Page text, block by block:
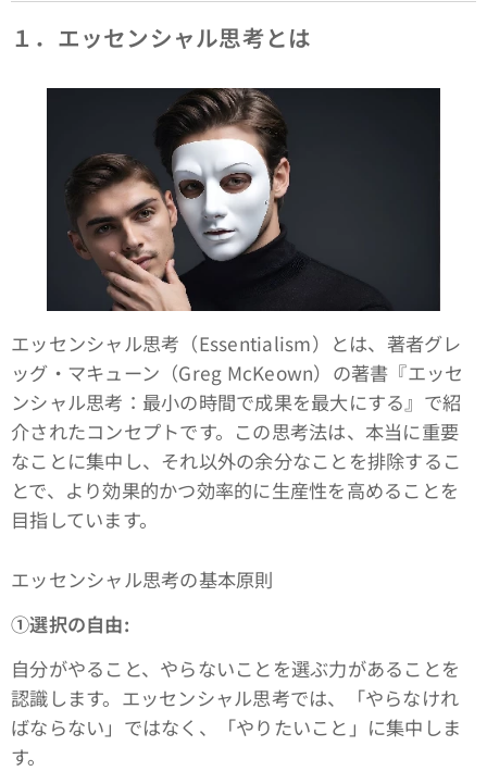
１．エッセンシャル思考とは
エッセンシャル思考（Essentialism）とは、著者グレ
ッグ・マキューン（Greg McKeown）の著書『エッセ
ンシャル思考：最小の時間で成果を最大にする』で紹
介されたコンセプトです。この思考法は、本当に重要
なことに集中し、それ以外の余分なことを排除するこ
とで、より効果的かつ効率的に生産性を高めることを
目指しています。
エッセンシャル思考の基本原則
①選択の自由:
自分がやること、やらないことを選ぶ力があることを
認識します。エッセンシャル思考では、「やらなけれ
ばならない」ではなく、「やりたいこと」に集中しま
す。